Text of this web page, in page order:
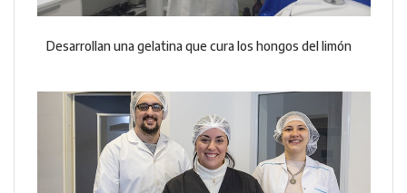
Desarrollan una gelatina que cura los hongos del limón